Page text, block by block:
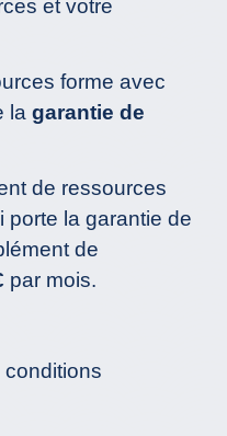
et votre
forme avec
la garantie de
de ressources
porte la garantie de
de
par mois.